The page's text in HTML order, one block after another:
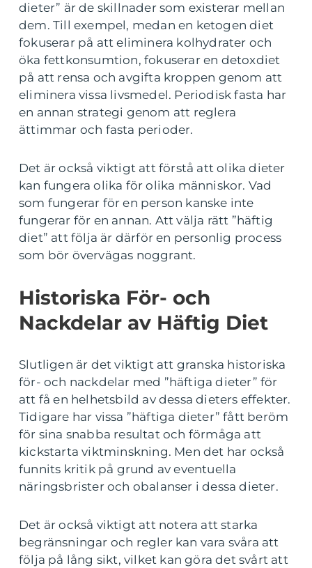
dieter” är de skillnader som existerar mellan
dem. Till exempel, medan en ketogen diet
fokuserar på att eliminera kolhydrater och
öka fettkonsumtion, fokuserar en detoxdiet
på att rensa och avgifta kroppen genom att
eliminera vissa livsmedel. Periodisk fasta har
en annan strategi genom att reglera
ättimmar och fasta perioder.
Det är också viktigt att förstå att olika dieter
kan fungera olika för olika människor. Vad
som fungerar för en person kanske inte
fungerar för en annan. Att välja rätt ”häftig
diet” att följa är därför en personlig process
som bör övervägas noggrant.
Historiska För- och
Nackdelar av Häftig Diet
Slutligen är det viktigt att granska historiska
för- och nackdelar med ”häftiga dieter” för
att få en helhetsbild av dessa dieters effekter.
Tidigare har vissa ”häftiga dieter” fått beröm
för sina snabba resultat och förmåga att
kickstarta viktminskning. Men det har också
funnits kritik på grund av eventuella
näringsbrister och obalanser i dessa dieter.
Det är också viktigt att notera att starka
begränsningar och regler kan vara svåra att
följa på lång sikt, vilket kan göra det svårt att